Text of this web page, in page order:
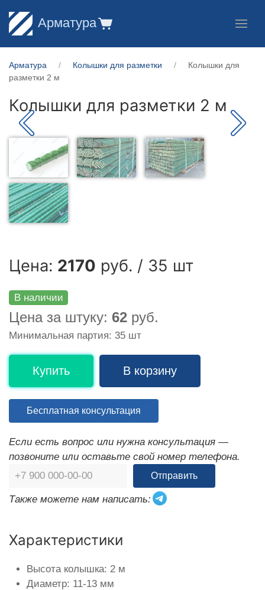
Арматура
Арматура Колышки для разметки
Колышки для
разметки 2 м
Колышки для разметки 2 м
Цена: 2170 руб. / 35 шт
В наличии
Цена за штуку: 62 руб.
Минимальная партия: 35 шт
Купить В корзину
Бесплатная консультация
Если есть вопрос или нужна консультация —
позвоните или оставьте свой номер телефона.
Отправить
Также можете нам написать:
Характеристики
Высота колышка: 2 м
Диаметр: 11-13 мм